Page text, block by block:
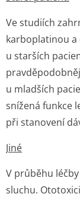
Ve studiích
karboplatinou a
u starších
u mladších
snížená funkce
při stanovení
Jiné
V průběhu
sluchu.